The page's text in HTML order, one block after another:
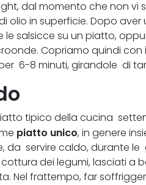
dal momento che non vi
olio in superficie. Dopo
le salsicce su un piatto,
Copriamo quindi con
6-8 minuti, girandole di
tipico della cucina
piatto unico, in genere
da servire caldo, durante le
dei legumi, lasciati a
Nel frattempo, far